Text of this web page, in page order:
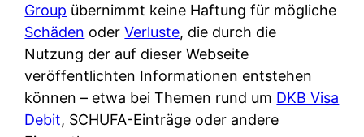
n
k
k
a
r
t
s
t
e
n
l
o
m
a
a
m
p
r
Group übernimmt keine Haftung für mögliche
Schäden oderVerluste, die durch die
Nutzung der auf dieser Webseite
veröffentlichten Informationen entstehen
können – etwa bei Themen rund um DKB Visa
Debit, SCHUFA-Einträge oder andere